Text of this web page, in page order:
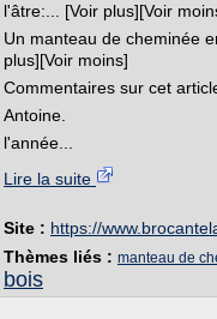
l'âtre:... [Voir plus][Voir
Un manteau de cheminée
plus][Voir moins]
Commentaires sur cet
Antoine.
l'année...
Lire la suite
Site : https://
Thèmes liés : manteau de
bois